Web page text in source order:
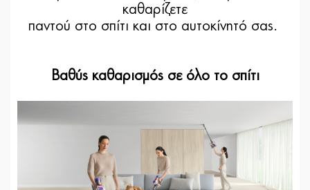
καθαρίζετε
παντού στο σπίτι και στο αυτοκίνητό σας.
Βαθύς καθαρισμός σε όλο το σπίτι